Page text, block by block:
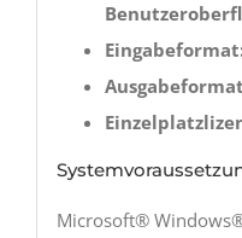
Microsoft®